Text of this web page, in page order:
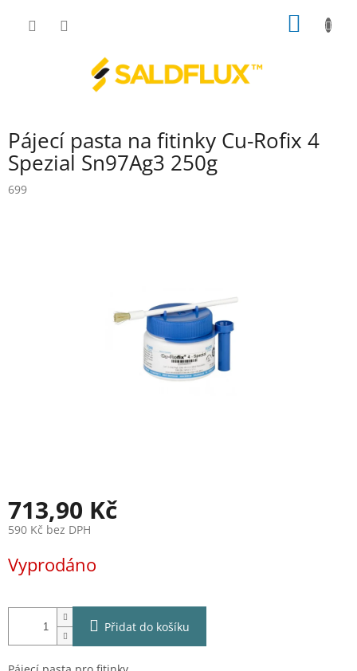
Pájecí pasta na fitinky Cu-Rofix 4
Spezial Sn97Ag3 250g
699
713,90 Kč
590 Kč bez DPH
cena:
Vyprodáno
Přidat do košíku